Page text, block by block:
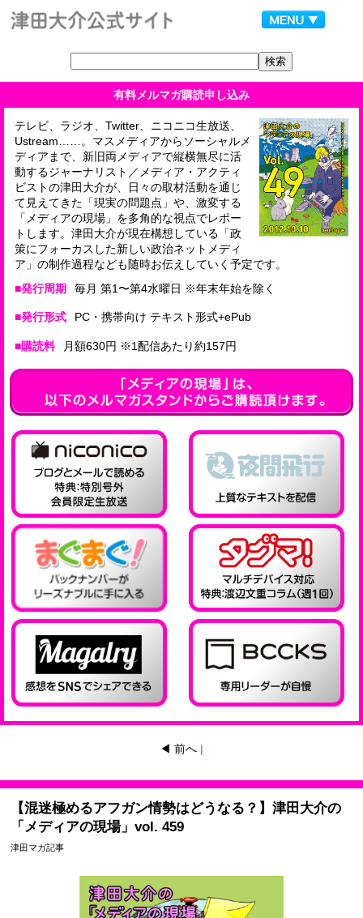
有料メルマガ購読申し込み
テレビ、ラジオ、Twitter、ニコニコ生放送、
Ustream……。マスメディアからソーシャルメ
ディアまで、新旧両メディアで縦横無尽に活
動するジャーナリスト／メディア・アクティ
ビストの津田大介が、日々の取材活動を通じ
て見えてきた「現実の問題点」や、激変する
「メディアの現場」を多角的な視点でレポー
トします。津田大介が現在構想している「政
策にフォーカスした新しい政治ネットメディ
ア」の制作過程なども随時お伝えしていく予定です。
■発行周期
毎月 第1〜第4水曜日 ※年末年始を除く
■発行形式 PC・携帯向け テキスト形式+ePub
■購読料 月額630円 ※1配信あたり約157円
◀ 前へ |
【混迷極めるアフガン情勢はどうなる？】津田大介の
「メディアの現場」vol. 459
津田マガ記事